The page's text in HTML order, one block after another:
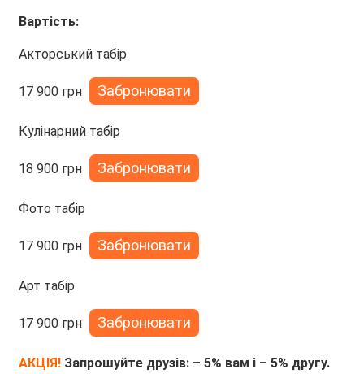
Вартість:
Акторський табір
17 900 грн Забронювати
Кулінарний табір
18 900 грн Забронювати
Фото табір
17 900 грн Забронювати
Арт табір
17 900 грн Забронювати
АКЦІЯ! Запрошуйте друзів: – 5% вам і – 5% другу.